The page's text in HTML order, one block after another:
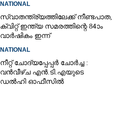
NATIONAL
സ്വാതന്ത്ര്യത്തിലേക്ക് നീണ്ടപാത,
ക്വിറ്റ് ഇന്ത്യ സമരത്തിന്റെ 84ാം
വാർഷികം ഇന്ന്
NATIONAL
നീറ്റ് ചോദ്യപ്പേപ്പർ ചോർച്ച :
വൻവീഴ്ച എൻ.ടി.എയുടെ
ഡൽഹി ഓഫീസിൽ